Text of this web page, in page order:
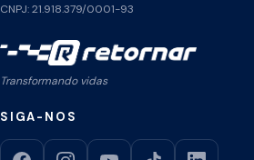
CNPJ: 21.918.379/0001-93
Transformando vidas
SIGA-NOS